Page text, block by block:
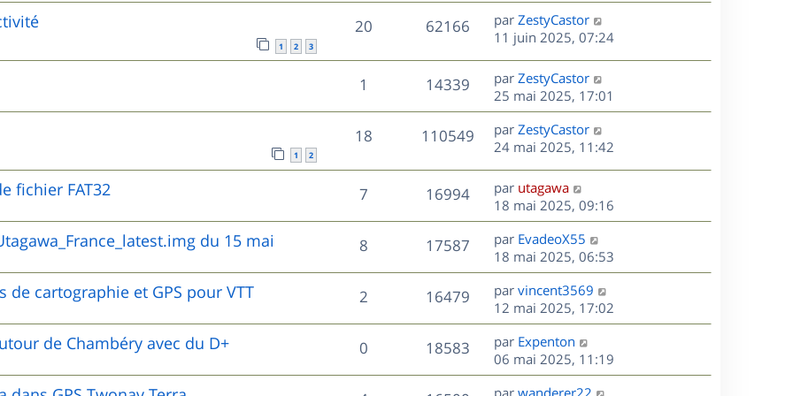
e
s
e
s
s
e
e
s
r
m
s
a
e
p
o
e
s
i
e
r
m
e
s
a
g
e
1 2 3
20R
é
e
62166V
u
e
D
e
i
e
r
m
s
a
e
par ZestyCastor
11 juin 2025, 07:24
1
é
p
s
e
s
14339V
u
e
D
e
r
n
i
r
m
e
s
s
a
g
e
par ZestyCastor
25 mai 2025, 17:01
1 2
18R
é
e
110549V
u
D
e
i
e
r
m
e
s
s
a
g
e
par ZestyCastor
24 mai 2025, 11:42
fichier FAT32 7R
é
p
n
s
16994V
u
D
e
r
n
i
e
r
m
e
s
s
a
par utagawa
18 mai 2025, 09:16
du 15 mai 8R
é
p
n
17587V
u
D
e
r
n
i
e
r
m
e
par EvadeoX55
18 mai 2025, 06:53
cartographie et GPS pour VTT 2R
é
p
16479V
u
e
D
e
r
n
i
e
par vincent3569
12 mai 2025, 17:02
de Chambéry avec du D+ 0R
é
18583V
u
D
e
r
par Expenton
06 mai 2025, 11:19
D
par wanderer22